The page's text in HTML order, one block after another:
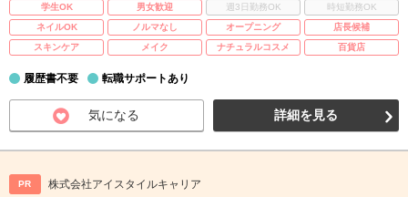
学生OK
男女歓迎 週3日勤務OK
時短勤務OK
ネイルOK
ノルマなし オープニング
店長候補
スキンケア
メイク ナチュラルコスメ 百貨店
履歴書不要 転職サポートあり
気になる 詳細を見る
PR 株式会社アイスタイルキャリア